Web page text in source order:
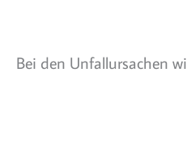
Bei den Unfallursachen